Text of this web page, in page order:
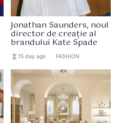
Jonathan Saunders, noul
director de creație al
brandului Kate Spade
hourglass_full 15 day ago FASHION